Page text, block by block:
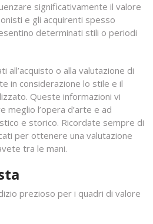
significativamente il valore
e gli acquirenti spesso
determinati stili o periodi
all’acquisto o alla valutazione di
in considerazione lo stile e il
Queste informazioni vi
meglio l’opera d’arte e ad
e storico. Ricordate sempre di
per ottenere una valutazione
tra le mani.
prezioso per i quadri di valore